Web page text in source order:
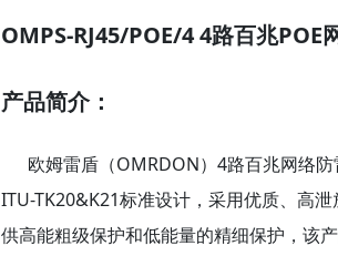
OMPS-RJ45/POE/4 4路百兆POE
产品简介：
欧姆雷盾（OMRDON）4路百兆网络防
ITU-TK20&K21标准设计，采用优质、高
供高能粗级保护和低能量的精细保护，该